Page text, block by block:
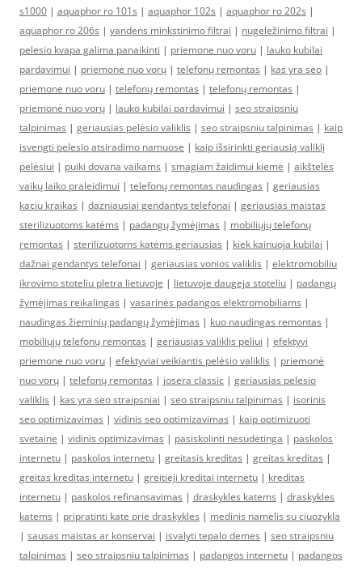
s1000 | aquaphor ro 101s | aquaphor 102s | aquaphor ro 202s |
aquaphor ro 206s | vandens minkstinimo filtrai | nugeležinimo filtrai |
pelesio kvapa galima panaikinti | priemone nuo voru | lauko kubilai
pardavimui | priemonė nuo vorų | telefonų remontas | kas yra seo |
priemone nuo voru | telefonų remontas | telefonų remontas |
priemonė nuo vorų | lauko kubilai pardavimui | seo straipsniu
talpinimas | geriausias pelėsio valiklis | seo straipsniu talpinimas | kaip
isvengti pelesio atsiradimo namuose | kaip išsirinkti geriausią valiklį
pelėsiui | puiki dovana vaikams | smagiam žaidimui kieme | aikštelės
vaikų laiko praleidimui | telefonų remontas naudingas | geriausias
kaciu kraikas | dazniausiai gendantys telefonai | geriausias maistas
sterilizuotoms katėms | padangų žymėjimas | mobiliųjų telefonų
remontas | sterilizuotoms katėms geriausias | kiek kainuoja kubilai |
dažnai gendantys telefonai | geriausias vonios valiklis | elektromobiliu
ikrovimo stoteliu pletra lietuvoje | lietuvoje daugeja stoteliu | padangų
žymėjimas reikalingas | vasarinės padangos elektromobiliams |
naudingas žieminių padangų žymėjimas | kuo naudingas remontas |
mobiliųjų telefonų remontas | geriausias valiklis peliui | efektyvi
priemone nuo voru | efektyviai veikiantis pelėsio valiklis | priemonė
nuo vorų | telefonų remontas | josera classic | geriausias pelesio
valiklis | kas yra seo straipsniai | seo straipsniu talpinimas | isorinis
seo optimizavimas | vidinis seo optimizavimas | kaip optimizuoti
svetaine | vidinis optimizavimas | pasiskolinti nesudėtinga | paskolos
internetu | paskolos internetu | greitasis kreditas | greitas kreditas |
greitas kreditas internetu | greitieji kreditai internetu | kreditas
internetu | paskolos refinansavimas | draskykles katems | draskykles
katems | pripratinti kate prie draskykles | medinis namelis su ciuozykla
| sausas maistas ar konservai | isvalyti tepalo demes | seo straipsniu
talpinimas | seo straipsniu talpinimas | padangos internetu | padangos